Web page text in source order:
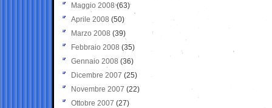
Maggio 2008(63)
Aprile 2008 (50)
Marzo 2008 (39)
Febbraio 2008 (35)
Gennaio 2008 (36)
Dicembre 2007 (25)
Novembre 2007 (22)
Ottobre 2007 (27)